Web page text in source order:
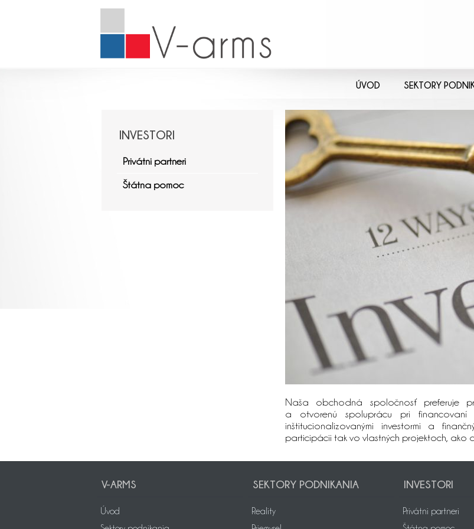
ÚVOD SEKTORY
Naša obchodná spoločnosť preferuje
a otvorenú spoluprácu pri financovaní
inštitucionalizovanými investormi a
participácii tak vo vlastných projektoch, ako
INVESTORI
Privátni partneri
Štátna pomoc
V-ARMS
Úvod
SEKTORY PODNIKANIA
Reality
INVESTORI
Privátni partneri